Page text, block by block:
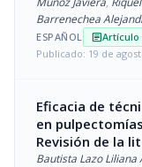
Barrenechea
ESPAÑOL articleArtículo
Publicado: 19 de
Eficacia de
en
Revisión de la
Bautista Lazo Liliana